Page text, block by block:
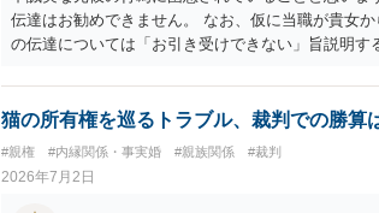
伝達はお勧めできません。 なお、仮に当職が貴女
の伝達については「お引き受けできない」旨説明
ことですが、それを別の方（とりわけ、女性にと
伝えることは別の法的問題（プライバシー権侵害の
猫の所有権を巡るトラブル、裁判での勝算
#親権 #内縁関係・事実婚 #親族関係 #裁判
2026年7月2日